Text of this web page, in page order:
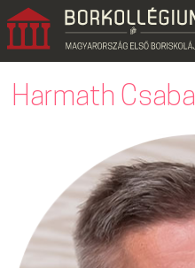
Harmath Csaba